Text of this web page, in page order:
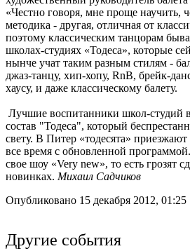
«Честно говоря, мне проще научить,
методика - другая, отличная от
поэтому классическим танцорам
школах-студиях «Тодеса», которые
нынче учат таким разным стилям -
джаз-танцу, хип-хопу, RnB, брейк-
хаусу, и даже классическому балету.
Лучшие воспитанники школ-студий
состав "Тодеса", который
свету. В Питер «тодесята»
все время с обновленной
свое шоу «Very new», то есть грозят
новинках. Михаил Садчиков
Опубликовано 15 декабря 2012, 01:25
Другие события